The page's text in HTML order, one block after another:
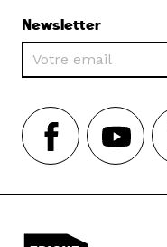
Newsletter